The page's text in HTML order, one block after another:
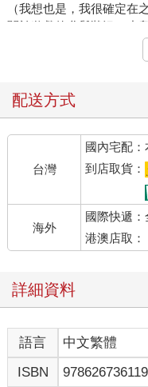
（我想也是，我很確定在
關於遊戲的參與狀況，小
第三次參加，我和小兔參
我倆都對蝸牛這號人物沒
一個深邃富磁性的嗓音響
「我是第一次參加遊戲
家族裡有親戚被迫參加過
海龍用指責的目光看向伯
「我會用盡全力生還，請
該怎麼玩，想必會有很多
海龍重新戴好帽子，把豎
在上面快速的劃下幾筆，
「海龍，你在做什麼？」
「哦，我就覺得這名字有
啊！」
海龍繃起嘴角。
「小豹，你聽過他？」
「這傢伙是大型演藝公司
上。」
配送方式
台灣
國內宅配
到店取貨：
海外
國際快遞：
港澳店取：
詳細資料
語言 中文繁體
ISBN